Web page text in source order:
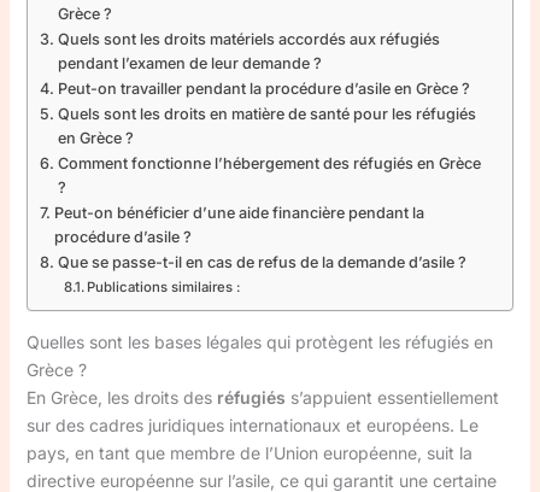
Grèce ?
Quels sont les droits matériels accordés aux réfugiés
pendant l’examen de leur demande ?
Peut-on travailler pendant la procédure d’asile en Grèce ?
Quels sont les droits en matière de santé pour les réfugiés
en Grèce ?
Comment fonctionne l’hébergement des réfugiés en Grèce
?
Peut-on bénéficier d’une aide financière pendant la
procédure d’asile ?
Que se passe-t-il en cas de refus de la demande d’asile ?
Publications similaires :
Quelles sont les bases légales qui protègent les réfugiés en
Grèce ?
En Grèce, les droits des réfugiés s’appuient essentiellement
sur des cadres juridiques internationaux et européens. Le
pays, en tant que membre de l’Union européenne, suit la
directive européenne sur l’asile, ce qui garantit une certaine